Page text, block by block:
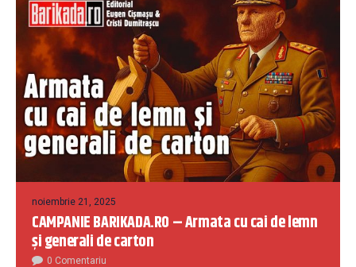
noiembrie 21, 2025
CAMPANIE BARIKADA.RO – Armata cu cai de lemn
și generali de carton
0 Comentariu